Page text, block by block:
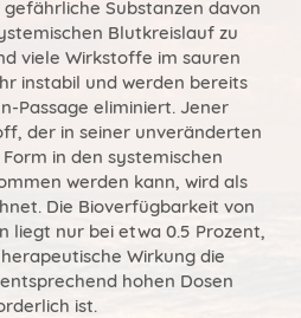
Substanzen davon
Blutkreislauf zu
viele Wirkstoffe im sauren
instabil und werden bereits
Passage eliminiert. Jener
der in seiner unveränderten
in den systemischen
werden kann, wird als
Die Bioverfügbarkeit von
liegt nur bei etwa 0.5 Prozent,
Wirkung die
hohen Dosen
ist.